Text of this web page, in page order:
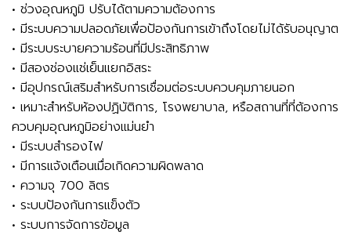
• ช่วงอุณหภูมิ ปรับได้ตามความต้องการ
• มีระบบความปลอดภัยเพื่อป้องกันการเข้าถึงโดยไม่ได้รับอนุญาต
• มีระบบระบายความร้อนที่มีประสิทธิภาพ
• มีสองช่องแช่เย็นแยกอิสระ
• มีอุปกรณ์เสริมสำหรับการเชื่อมต่อระบบควบคุมภายนอก
• เหมาะสำหรับห้องปฏิบัติการ, โรงพยาบาล, หรือสถานที่ที่ต้องการ
ควบคุมอุณหภูมิอย่างแม่นยำ
• มีระบบสำรองไฟ
• มีการแจ้งเตือนเมื่อเกิดความผิดพลาด
• ความจุ 700 ลิตร
• ระบบป้องกันการแข็งตัว
• ระบบการจัดการข้อมูล